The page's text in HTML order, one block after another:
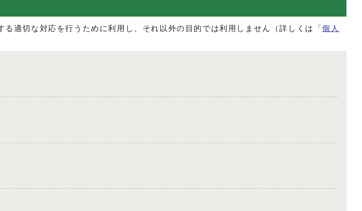
適切な対応を行うために利用し、それ以外の目的では利用しません（詳しくは「個人